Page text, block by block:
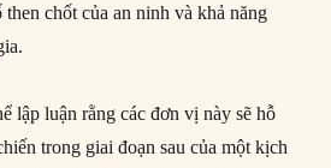
chốt của an ninh và khả năng
lập luận rằng các đơn vị này sẽ hỗ
trong giai đoạn sau của một kịch